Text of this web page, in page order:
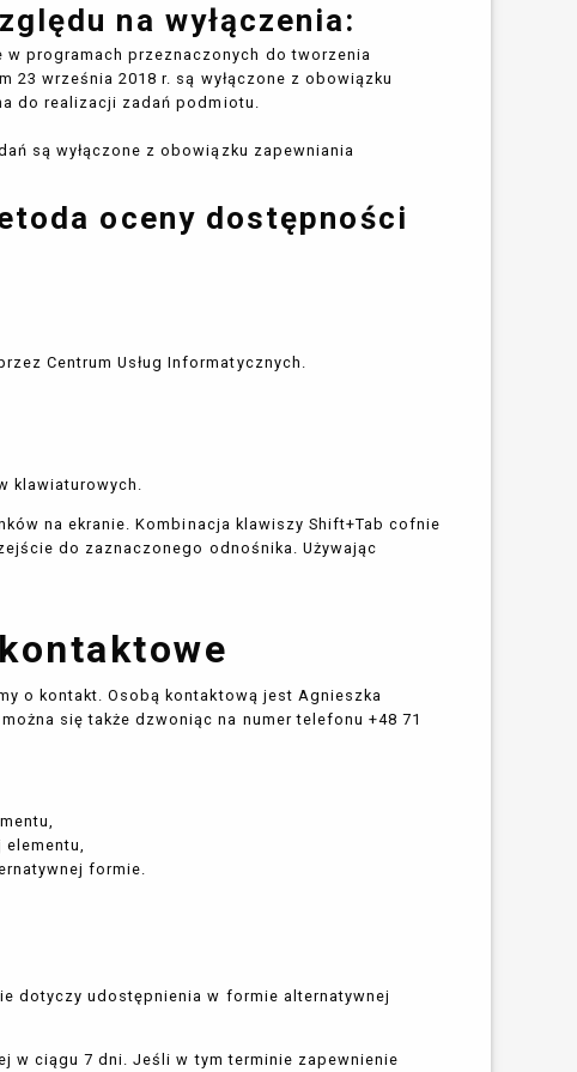
na wyłączenia:
programach przeznaczonych do tworzenia
września 2018 r. są wyłączone z obowiązku
do realizacji zadań podmiotu.
są wyłączone z obowiązku zapewniania
oceny dostępności
Centrum Usług Informatycznych.
klawiaturowych.
na ekranie. Kombinacja klawiszy Shift+Tab cofnie
do zaznaczonego odnośnika. Używając
o kontakt. Osobą kontaktową jest Agnieszka
można się także dzwoniąc na numer telefonu +48 71
formie.
dotyczy udostępnienia w formie alternatywnej
w ciągu 7 dni. Jeśli w tym terminie zapewnienie